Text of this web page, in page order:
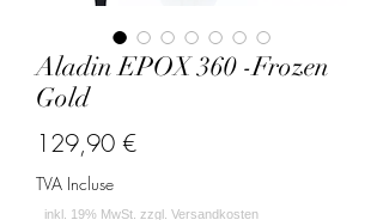
Aladin EPOX 360 -Frozen
Gold
129,90 €Prix
TVA Incluse